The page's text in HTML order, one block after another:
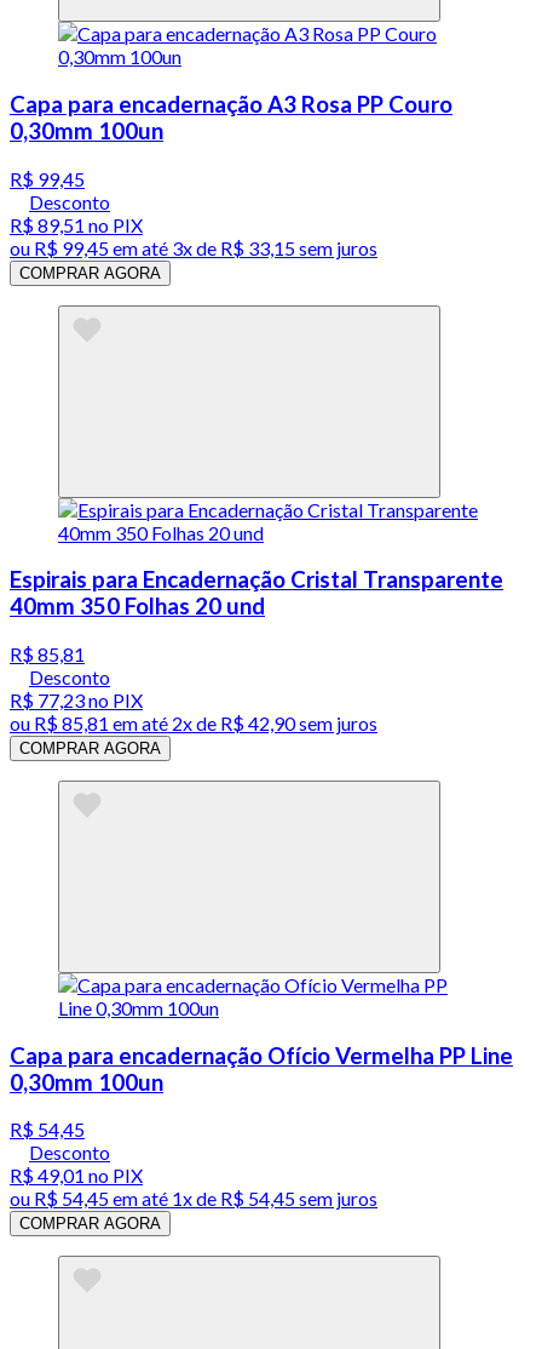
Capa para encadernação A3 Rosa PP Couro
0,30mm 100un
R$ 99,45
Desconto
R$ 89,51 no PIX
ou R$ 99,45em até 3x de R$ 33,15 sem juros
COMPRAR AGORA
Espirais para Encadernação Cristal Transparente
40mm 350 Folhas 20 und
R$ 85,81
Desconto
R$ 77,23no PIX
ou R$ 85,81 em até 2x de R$ 42,90 sem juros
COMPRAR AGORA
Capa para encadernação Ofício Vermelha PP Line
0,30mm 100un
R$ 54,45
Desconto
R$ 49,01 no PIX
ou R$ 54,45em até 1x de R$ 54,45sem juros
COMPRAR AGORA